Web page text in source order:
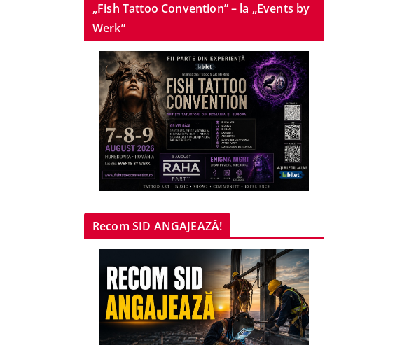
„Fish Tattoo Convention” – la „Events by
Werk”
Recom SID ANGAJEAZĂ!